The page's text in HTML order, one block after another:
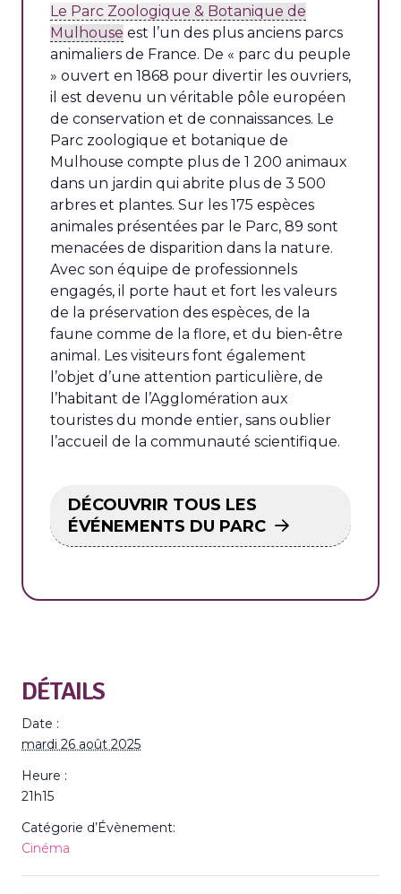
Le Parc Zoologique & Botanique de
Mulhouse est l’un des plus anciens parcs
animaliers de France. De « parc du peuple
» ouvert en 1868 pour divertir les ouvriers,
il est devenu un véritable pôle européen
de conservation et de connaissances. Le
Parc zoologique et botanique de
Mulhouse compte plus de 1 200 animaux
dans un jardin qui abrite plus de 3 500
arbres et plantes. Sur les 175 espèces
animales présentées par le Parc, 89 sont
menacées de disparition dans la nature.
Avec son équipe de professionnels
engagés, il porte haut et fort les valeurs
de la préservation des espèces, de la
faune comme de la flore, et du bien-être
animal. Les visiteurs font également
l’objet d’une attention particulière, de
l’habitant de l’Agglomération aux
touristes du monde entier, sans oublier
l’accueil de la communauté scientifique.
DÉCOUVRIR TOUS LES
ÉVÉNEMENTS DU PARC
DÉTAILS
Date :
mardi 26 août 2025
Heure :
21h15
Catégorie d’Évènement:
Cinéma